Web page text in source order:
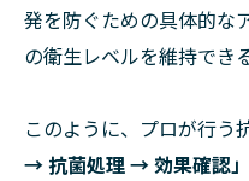
発を防ぐための具体的な
の衛生レベルを維持でき
このように、プロが行う
→ 抗菌処理 → 効果確認」